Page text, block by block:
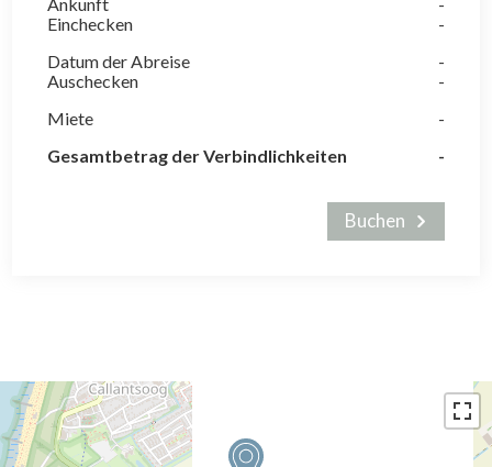
Einchecken
Datum der Abreise
Auschecken
Miete
Gesamtbetrag der Verbindlichkeiten
Buchen